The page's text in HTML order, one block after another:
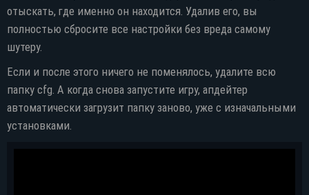
отыскать, где именно он находится. Удалив его, вы
полностью сбросите все настройки без вреда самому
шутеру.
Если и после этого ничего не поменялось, удалите всю
папку cfg. А когда снова запустите игру, апдейтер
автоматически загрузит папку заново, уже с изначальными
установками.